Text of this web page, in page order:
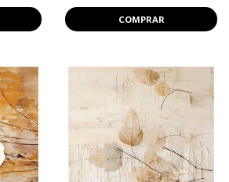
COMPRAR